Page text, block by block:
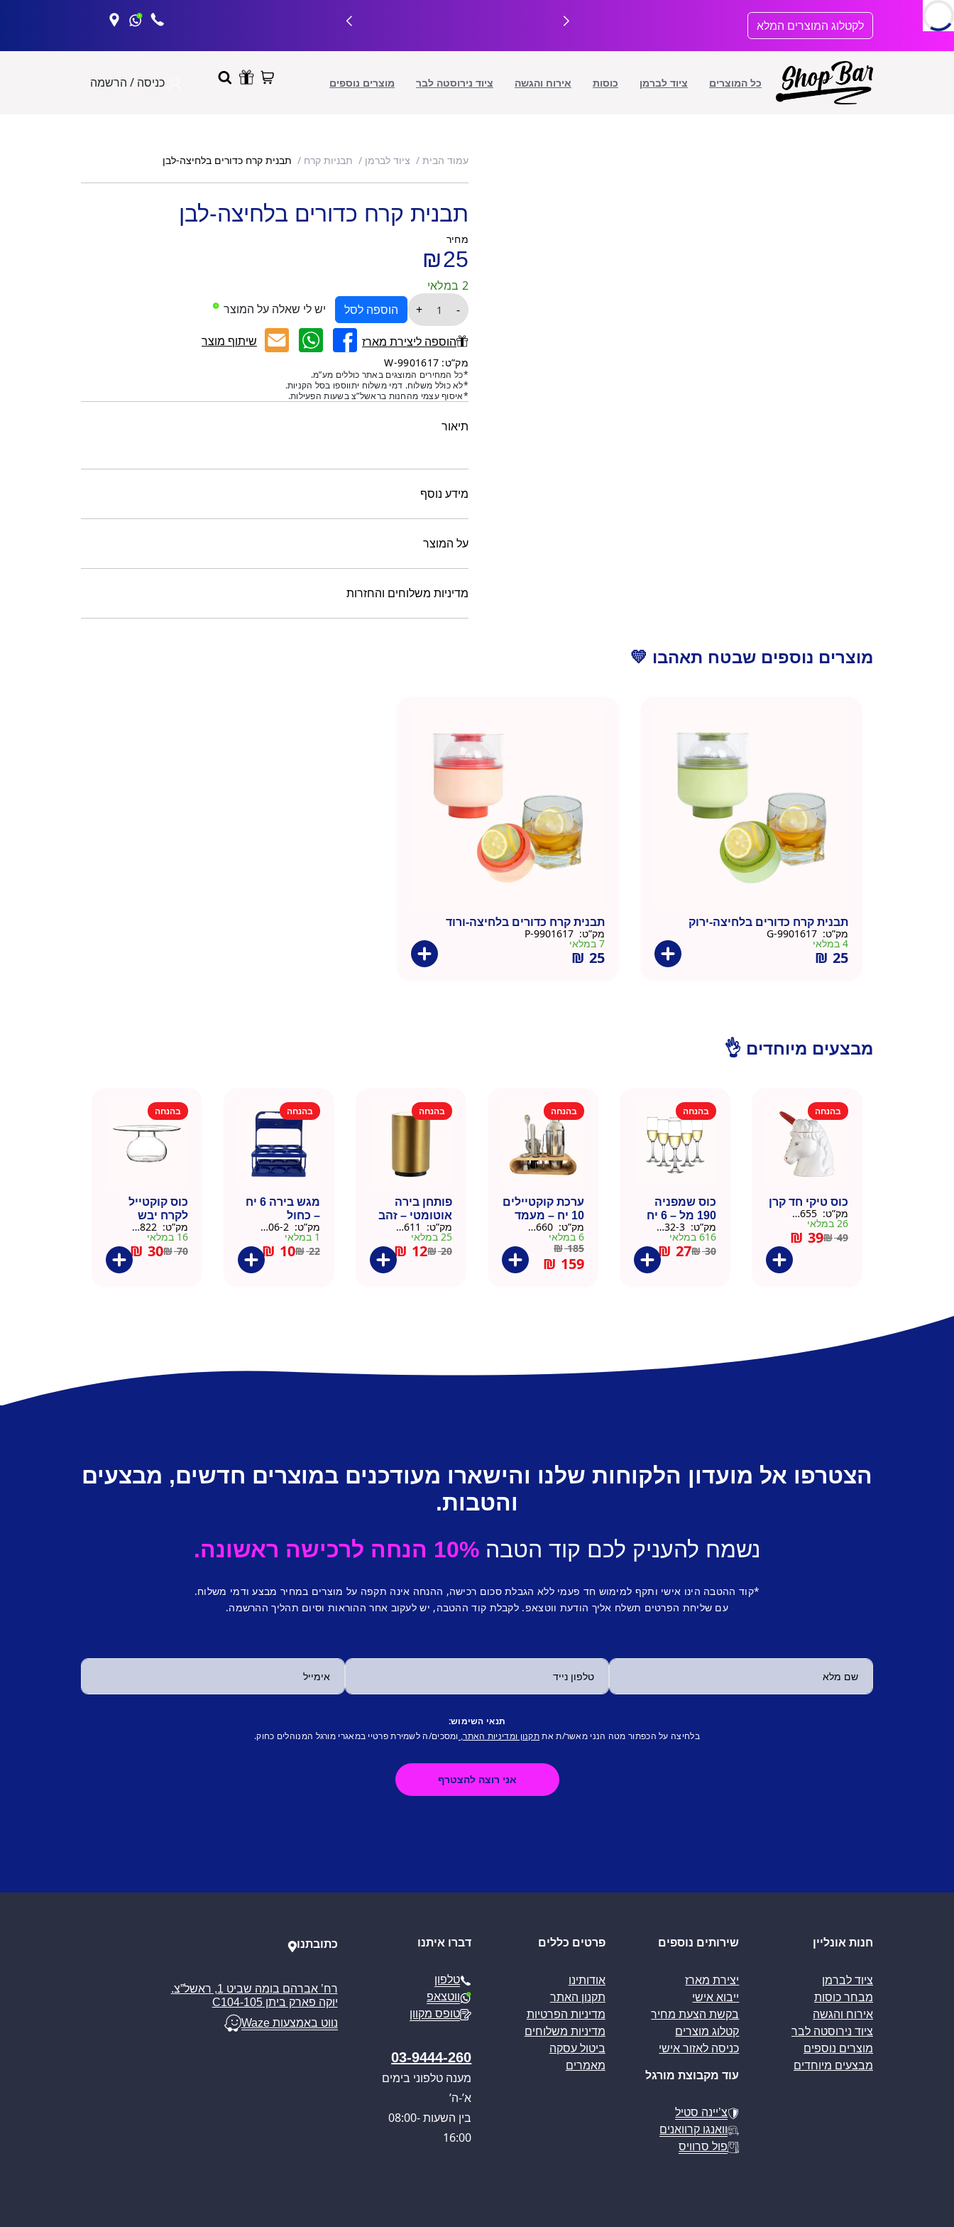
לקטלוג המוצרים המלא
כל המוצרים ציוד לברמן כוסות אירוח והגשה ציוד נירוסטה לבר מוצרים נוספים כניסה / הרשמה
עמוד הבית ציוד לברמן תבניות קרח תבנית קרח כדורים בלחיצה-לבן
תבנית קרח כדורים בלחיצה-לבן
מחיר
₪25
2 במלאי
-
כמות
תבנית
קרח
כדורים
בלחיצה-לבן
+ הוספה לסל יש לי שאלה על המוצר
הוספה ליצירת מארז שיתוף מוצר
מק”ט: 9901617-W
*כל המחירים המוצגים באתר כוללים מע”מ.
*לא כולל משלוח. דמי משלוח יתווספו בסל הקניות.
*איסוף עצמי מהחנות בראשל”צ בשעות הפעילות.
תיאור
מידע נוסף
על המוצר
מדיניות משלוחים והחזרות
מוצרים נוספים שבטח תאהבו 💛
תבנית קרח כדורים בלחיצה-ירוק
מק”ט:
4 במלאי
₪ 25
תבנית קרח כדורים בלחיצה-ורוד
מק”ט: 9901617-P
7 במלאי
₪ 25
מבצעים מיוחדים 👌
בהנחה
כוס טיקי חד קרן
מק”ט:
26 במלאי
₪49
₪ 39
בהנחה
כוס שמפניה
190 מל – 6 יח
מק”ט:
616 במלאי
₪30
₪ 27
בהנחה
ערכת קוקטיילים
10 יח – מעמד
עץ
מק”ט:
6 במלאי
₪185
₪ 159
בהנחה
פותחן בירה
אוטומטי – זהב
מק”ט:
25 במלאי
₪20
₪ 12
בהנחה
מגש בירה 6 יח
– כחול
מק”ט:
1 במלאי
₪22
₪ 10
בהנחה
כוס קוקטייל
לקרח יבש
צלוחית 450 מל
מק”ט:
16 במלאי
₪70
₪ 30
הצטרפו אל מועדון הלקוחות שלנו והישארו מעודכנים במוצרים חדשים, מבצעים
והטבות.
נשמח להעניק לכם קוד הטבה 10% הנחה לרכישה ראשונה.
*קוד ההטבה הינו אישי ותקף למימוש חד פעמי ללא הגבלת סכום רכישה, ההנחה אינה תקפה על מוצרים במחיר מבצע ודמי משלוח.
עם שליחת הפרטים תשלח אליך הודעת ווטצאפ. לקבלת קוד ההטבה, יש לעקוב אחר ההוראות וסיום תהליך ההרשמה.
תנאי השימוש:
בלחיצה על הכפתור מטה הנני מאשר/ת את תקנון ומדיניות האתר, ומסכים/ה לשמירת פרטיי במאגרי מורגל המנוהלים כחוק.
חנות אונליין
ציוד לברמן
מבחר כוסות
אירוח והגשה
ציוד נירוסטה לבר
מוצרים נוספים
מבצעים מיוחדים
שירותים נוספים
יצירת מארז
ייבוא אישי
בקשת הצעת מחיר
קטלוג מוצרים
כניסה לאזור אישי
עוד מקבוצת מורגל
צ’יינה סטיל
וואנגו קרוואנים
פול סרוויס
פרטים כללים
אודותינו
תקנון האתר
מדיניות הפרטיות
מדיניות משלוחים
ביטול עסקה
מאמרים
דברו איתנו
טלפון
ווטצאפ
טופס מקוון
03-9444-260
מענה טלפוני בימים
א’-ה’
בין השעות 08:00-
16:00
כתובתנו
רח’ אברהם בומה שביט 1, ראשל”צ.
יוקה פארק ביתן C104-105
נווט באמצעות Waze